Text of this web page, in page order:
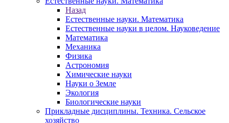
Назад
Естественные науки. Математика
Естественные науки в целом. Науковедение
Математика
Механика
Физика
Астрономия
Химические науки
Науки о Земле
Экология
Биологические науки
Прикладные дисциплины. Техника. Сельское
хозяйство